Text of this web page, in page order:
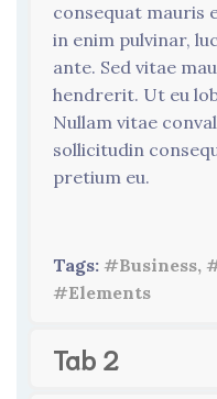
consequat mauris
in enim pulvinar,
ante. Sed vitae
hendrerit. Ut eu
Nullam vitae
sollicitudin
pretium eu.
Tags: #Business,
#Elements
Tab 2